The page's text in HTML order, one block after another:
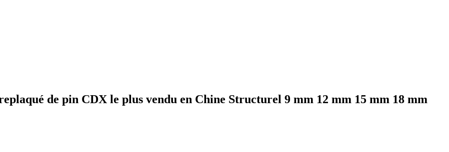
de pin CDX le plus vendu en Chine Structurel 9 mm 12 mm 15 mm 18 mm